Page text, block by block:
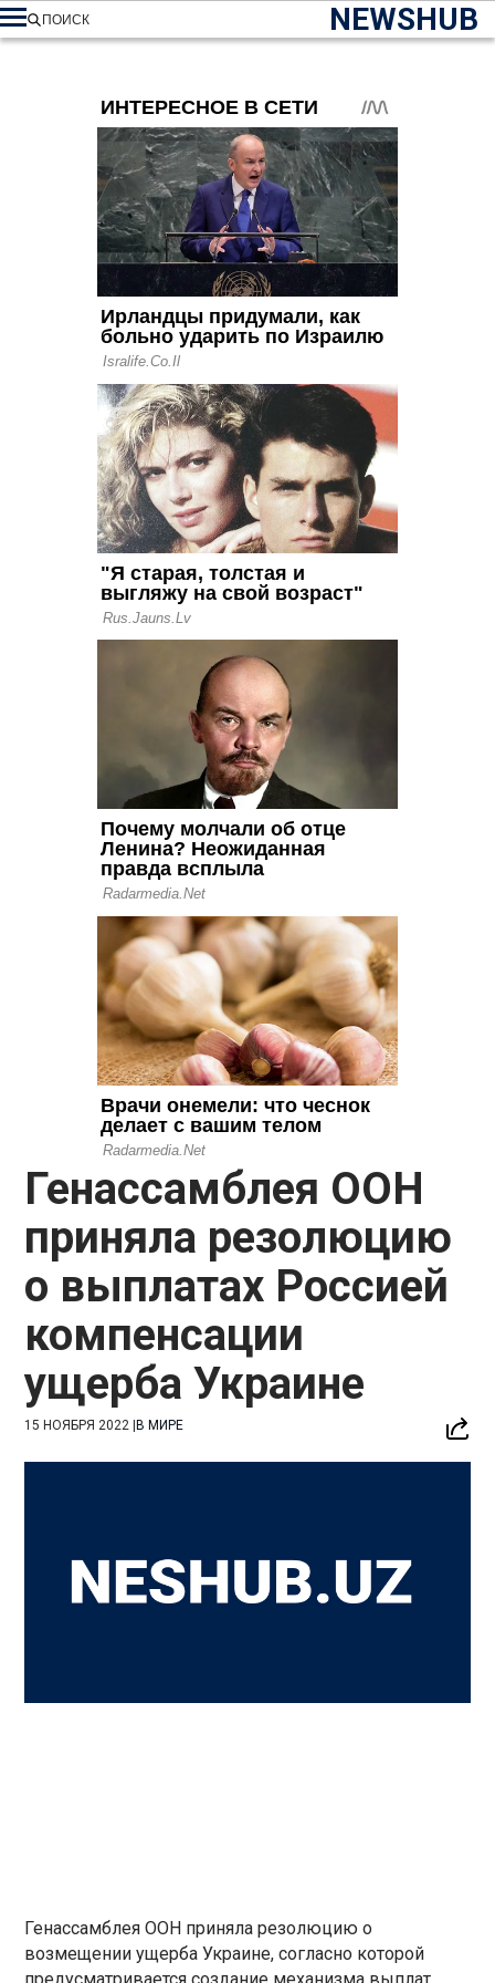
NEWSHUB
ПОИСК
Генассамблея ООН
приняла резолюцию
о выплатах Россией
компенсации
ущерба Украине
15 НОЯБРЯ 2022 |В МИРЕ
Генассамблея ООН приняла резолюцию о
возмещении ущерба Украине, согласно которой